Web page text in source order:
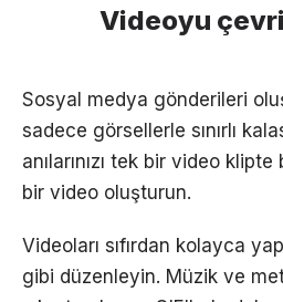
Videoyu
Sosyal medya gönderileri
sadece görsellerle sınırlı
anılarınızı tek bir video
bir video oluşturun.
Videoları sıfırdan kolayca
gibi düzenleyin. Müzik ve